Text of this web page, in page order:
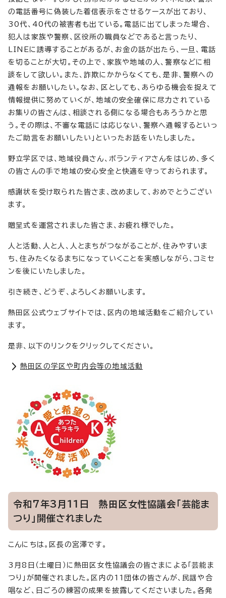
の電話番号に偽装した着信表示をさせるケースが出ており、
30代、40代の被害者も出ている。電話に出てしまった場合、
犯人は家族や警察、区役所の職員などであると言ったり、
LINEに誘導することがあるが、お金の話が出たら、一旦、電話
を切ることが大切。その上で、家族や地域の人、警察などに相
談をして欲しい。また、詐欺にかからなくても、是非、警察への
通報をお願いしたい。なお、区としても、あらゆる機会を捉えて
情報提供に努めていくが、地域の安全確保に尽力されている
お集りの皆さんは、相談される側になる場合もあろうかと思
う。その際は、不審な電話には応じない、警察へ通報するといっ
たご助言をお願いしたい」といったお話をいたしました。
野立学区では、地域役員さん、ボランティアさんをはじめ、多く
の皆さんの手で地域の安心安全と快適を守っておられます。
感謝状を受け取られた皆さま、改めまして、おめでとうござい
ます。
贈呈式を運営されました皆さま、お疲れ様でした。
人と活動、人と人、人とまちがつながることが、住みやすいま
ち、住みたくなるまちになっていくことを実感しながら、コミセ
ンを後にいたしました。
引き続き、どうぞ、よろしくお願いします。
熱田区公式ウェブサイトでは、区内の地域活動をご紹介してい
ます。
是非、以下のリンクをクリックしてください。
熱田区の学区や町内会等の地域活動
令和7年3月11日 熱田区女性協議会「芸能ま
つり」開催されました
こんにちは。区長の宮澤です。
3月8日（土曜日）に熱田区女性協議会の皆さまによる「芸能ま
つり」が開催されました。区内の11団体の皆さんが、民謡や合
唱など、日ごろの練習の成果を披露してくださいました。各発